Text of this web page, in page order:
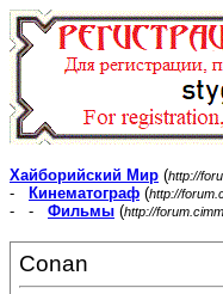
Хайборийский Мир (http://
-
Кинематограф (http://
- - Фильмы (http://
Conan